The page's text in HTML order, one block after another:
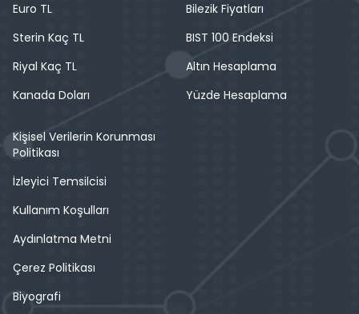
Euro TL
Sterin Kaç TL
Riyal Kaç TL
Kanada Doları
Bilezik Fiyatları
BIST 100 Endeksi
Altın Hesaplama
Yüzde Hesaplama
Kişisel Verilerin Korunması
Politikası
İzleyici Temsilcisi
Kullanım Koşulları
Aydınlatma Metni
Çerez Politikası
Biyografi